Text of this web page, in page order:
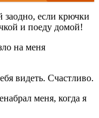
если крючки
и поеду домой!
на меня
видеть. Счастливо.
меня, когда я